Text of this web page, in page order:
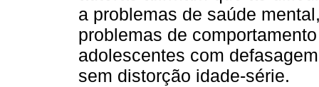
a problemas de saúde
problemas de
adolescentes com
sem distorção idade-série.